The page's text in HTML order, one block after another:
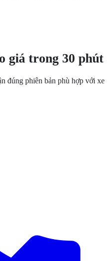
giá trong 30 phút
đúng phiên bản phù hợp với xe